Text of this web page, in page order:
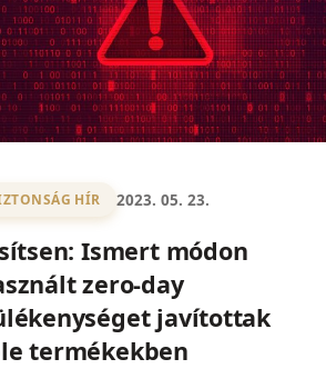
HÍR 2023. 05. 23.
Ismert módon
zero-day
javítottak
termékekben